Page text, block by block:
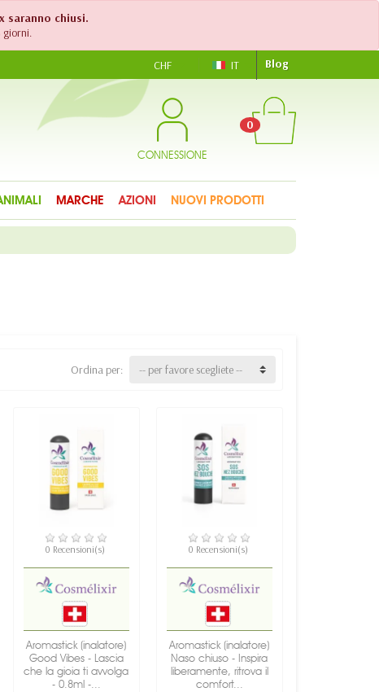
saranno chiusi.
giorni.
CHF IT Blog
CONNESSIONE
0
MARCHE AZIONI NUOVI PRODOTTI
Ordina per: -- per favore scegliete --
DISPONIBILE
0 Recensioni(s)
Aromastick (inalatore)
Good Vibes - Lascia
che la gioia ti avvolga
- 0.8ml -...
NON DISPONIBILE
0 Recensioni(s)
Aromastick (inalatore)
Naso chiuso - Inspira
liberamente, ritrova il
comfort...